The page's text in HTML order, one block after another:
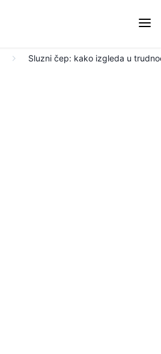
Sluzni čep: kako izgleda u